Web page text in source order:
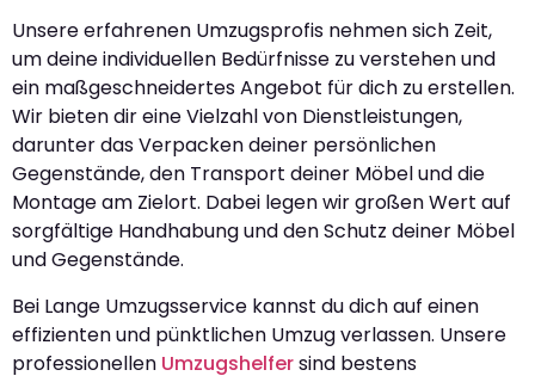
Unsere erfahrenen Umzugsprofis nehmen sich Zeit,
um deine individuellen Bedürfnisse zu verstehen und
ein maßgeschneidertes Angebot für dich zu erstellen.
Wir bieten dir eine Vielzahl von Dienstleistungen,
darunter das Verpacken deiner persönlichen
Gegenstände, den Transport deiner Möbel und die
Montage am Zielort. Dabei legen wir großen Wert auf
sorgfältige Handhabung und den Schutz deiner Möbel
und Gegenstände.
Bei Lange Umzugsservice kannst du dich auf einen
effizienten und pünktlichen Umzug verlassen. Unsere
professionellen Umzugshelfersind bestens